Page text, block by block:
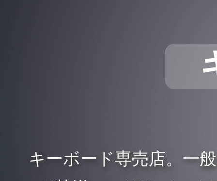
キーボード専売店。一